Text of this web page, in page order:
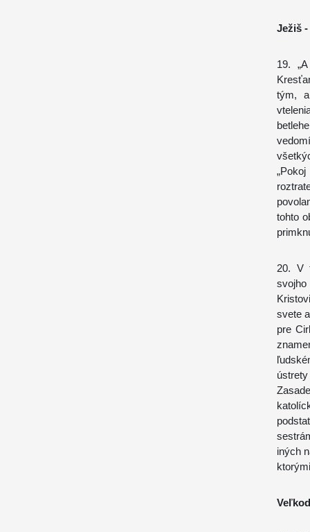
Ježiš
19.
tým,
tohto
20. V
svete
pre
iných